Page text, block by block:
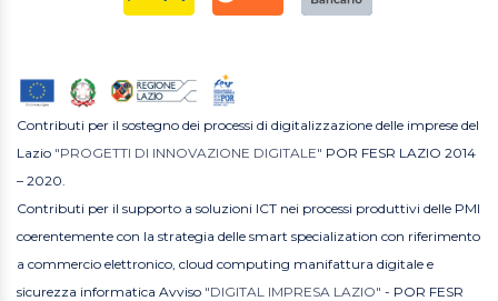
Contributi per il sostegno dei processi di digitalizzazione delle imprese del
Lazio "PROGETTI DI INNOVAZIONE DIGITALE" POR FESR LAZIO 2014
– 2020.
Contributi per il supporto a soluzioni ICT nei processi produttivi delle PMI
coerentemente con la strategia delle smart specialization con riferimento
a commercio elettronico, cloud computing manifattura digitale e
sicurezza informatica Avviso "DIGITAL IMPRESA LAZIO" - POR FESR